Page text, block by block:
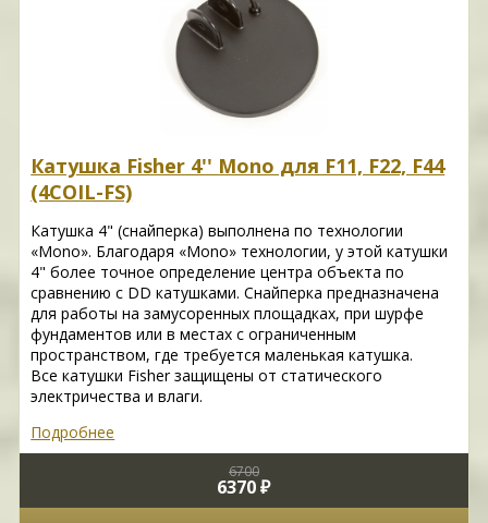
Катушка Fisher 4'' Mono для F11, F22, F44
(4COIL-FS)
Катушка 4" (снайперка) выполнена по технологии
«Mono». Благодаря «Mono» технологии, у этой катушки
4" более точное определение центра объекта по
сравнению с DD катушками. Снайперка предназначена
для работы на замусоренных площадках, при шурфе
фундаментов или в местах с ограниченным
пространством, где требуется маленькая катушка.
Все катушки Fisher защищены от статического
электричества и влаги.
Подробнее
6700
6370 ₽